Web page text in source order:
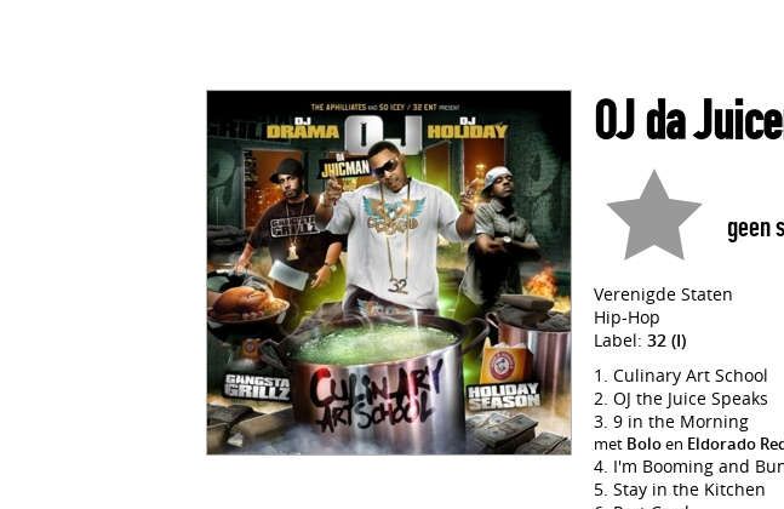
OJ da
geen
Verenigde Staten
Hip-Hop
Label: 32 (I)
Culinary Art School
OJ the Juice Speaks
9 in the Morning
met Boloen Eldorado
I'm Booming and
Stay in the Kitchen